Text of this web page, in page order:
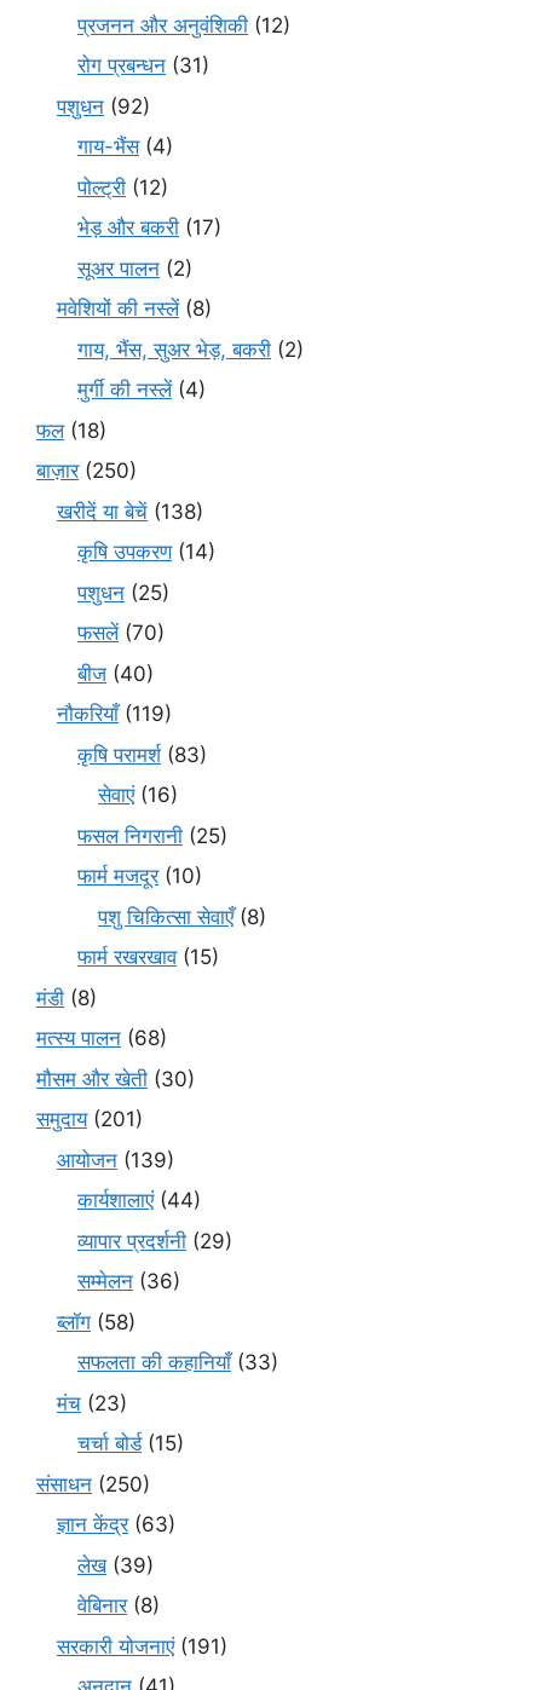
प्रजनन और अनुवंशिकी (12)
रोग प्रबन्धन (31)
पशुधन (92)
गाय-भैंस(4)
पोल्ट्री (12)
भेड़ और बकरी (17)
सूअर पालन (2)
मवेशियों की नस्लें(8)
गाय, भैंस, सुअर भेड़, बकरी (2)
मुर्गी की नस्लें(4)
फल(18)
बाज़ार(250)
खरीदें या बेचें (138)
कृषि उपकरण(14)
पशुधन (25)
फसलें(70)
बीज (40)
नौकरियाँ(119)
कृषि परामर्श(83)
सेवाएं(16)
फसल निगरानी (25)
फार्म मजदूर(10)
पशु चिकित्सा सेवाएँ(8)
फार्म रखरखाव(15)
मंडी (8)
मत्स्य पालन (68)
मौसम और खेती (30)
समुदाय(201)
आयोजन (139)
कार्यशालाएं(44)
व्यापार प्रदर्शनी (29)
सम्मेलन (36)
ब्लॉग (58)
सफलता की कहानियाँ(33)
मंच (23)
चर्चा बोर्ड(15)
संसाधन (250)
ज्ञान केंद्र(63)
लेख(39)
वेबिनार(8)
सरकारी योजनाएं(191)